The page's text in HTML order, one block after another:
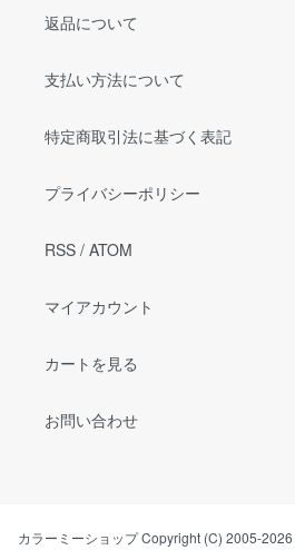
返品について
支払い方法について
特定商取引法に基づく表記
プライバシーポリシー
RSS / ATOM
マイアカウント
カートを見る
お問い合わせ
カラーミーショップCopyright (C) 2005-2026